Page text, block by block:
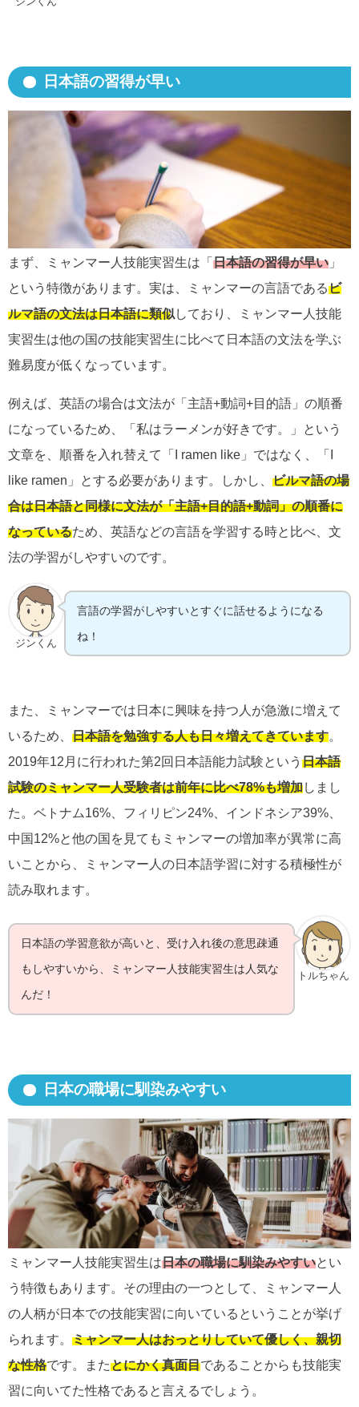
日本語の習得が早い
まず、ミャンマー人技能実習生は「日本語の習得が早い 」
という特徴があります。実は、ミャンマーの言語であるビ
ルマ語の文法は日本語に類似 しており、ミャンマー人技能
実習生は他の国の技能実習生に比べて日本語の文法を学ぶ
難易度が低くなっています。
例えば、英語の場合は文法が「主語+動詞+目的語」の順番
になっているため、「私はラーメンが好きです。」という
文章を、順番を入れ替えて「I ramen like」ではなく、「I
like ramen」とする必要があります。しかし、 ビルマ語の場
合は日本語と同様に文法が「主語+目的語+動詞」の順番に
なっているため、英語などの言語を学習する時と比べ、文
法の学習がしやすいのです。
ジンくん
言語の学習がしやすいとすぐに話せるようになる
ね！
また、ミャンマーでは日本に興味を持つ人が急激に増えて
いるため、 日本語を勉強する人も日々増えてきています
2019年12月に行われた第2回日本語能力試験という 日本語
試験のミャンマー人受験者は前年に比べ78%も増加しまし
た。ベトナム16%、フィリピン24%、インドネシア39%、
中国12%と他の国を見てもミャンマーの増加率が異常に高
いことから、ミャンマー人の日本語学習に対する積極性が
読み取れます。
トルちゃん
日本語の学習意欲が高いと、受け入れ後の意思疎通
もしやすいから、ミャンマー人技能実習生は人気な
んだ！
日本の職場に馴染みやすい
ミャンマー人技能実習生は日本の職場に馴染みやすいとい
う特徴もあります。その理由の一つとして、ミャンマー人
の人柄が日本での技能実習に向いているということが挙げ
られます。 ミャンマー人はおっとりしていて優しく、親切
な性格です。またとにかく真面目であることからも技能実
習に向いてた性格であると言えるでしょう。